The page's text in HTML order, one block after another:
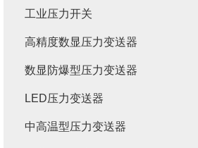
工业压力开关
高精度数显压力变送器
数显防爆型压力变送器
LED压力变送器
中高温型压力变送器